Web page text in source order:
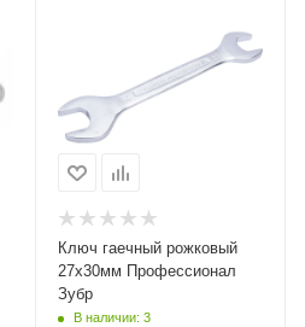
Ключ гаечный рожковый
27х30мм Профессионал
Зубр
В наличии: 3